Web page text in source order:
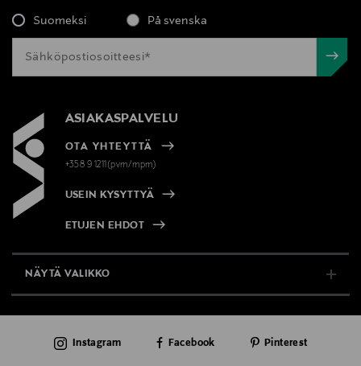
Suomeksi På svenska
ASIAKASPALVELU
OTA YHTEYTTÄ
+358 9 1211(pvm/mpm)
USEIN KYSYTTYÄ
ETUJEN EHDOT
NÄYTÄ VALIKKO
AJANKOHTAISTA
Instagram Facebook Pinterest